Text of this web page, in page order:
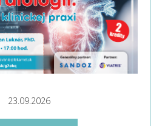
23.09.2026